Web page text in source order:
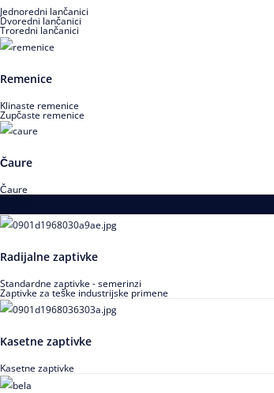
Jednoredni lančanici
Dvoredni lančanici
Troredni lančanici
Remenice
Klinaste remenice
Zupčaste remenice
Čaure
Čaure
Radijalne zaptivke
Standardne zaptivke - semerinzi
Zaptivke za teške industrijske primene
Kasetne zaptivke
Kasetne zaptivke